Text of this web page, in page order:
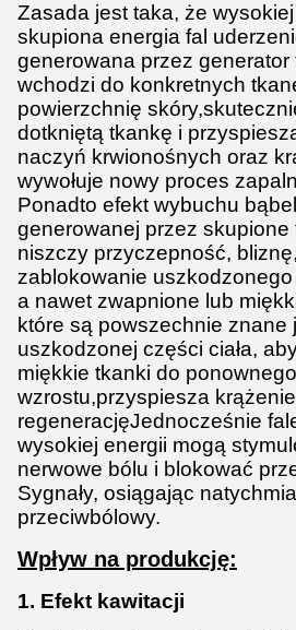
Zasada jest taka, że
skupiona energia fal
generowana przez
wchodzi do konkretnych
powierzchnię
dotkniętą tkankę i
naczyń krwionośnych oraz
wywołuje nowy proces
Ponadto efekt wybuchu
generowanej przez skupione
niszczy przyczepność,
zablokowanie
a nawet zwapnione lub
które są powszechnie znane
uszkodzonej części ciała,
miękkie tkanki do ponownego
wzrostu,przyspiesza
regeneracjęJednocześnie
wysokiej energii mogą
nerwowe bólu i blokować
Sygnały, osiągając
przeciwbólowy.
Wpływ na produkcję:
1. Efekt kawitacji